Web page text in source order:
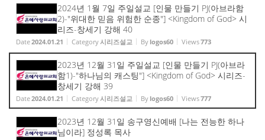
2024년 1월 7일 주일설교 [인물 만들기 PJ(아브라함
2)-"위대한 믿음 위험한 순종"] <Kingdom of God> 시
리즈-창세기 강해 40
Date2024.01.21 Category시리즈설교 By logos60 Views773
2023년 12월 31일 주일설교 [인물 만들기 PJ(아브라
함1)-"하나님의 캐스팅"] <Kingdom of God> 시리즈-
창세기 강해 39
Date2024.01.21 Category시리즈설교 By logos60 Views777
2023년 12월 31일 송구영신예배 [나는 전능한 하나
님이라] 정성록 목사